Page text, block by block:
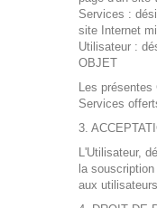
Services :
site Internet
Utilisateur :
OBJET
Les
Services
3.
L'Utilisateur,
la
aux